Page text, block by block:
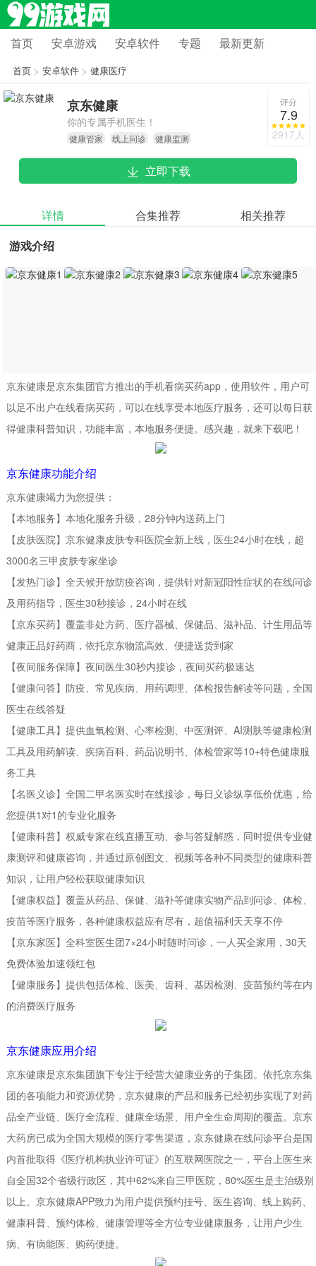
首页 安卓游戏 安卓软件 专题 最新更新
首页> 安卓软件> 健康医疗
京东健康
你的专属手机医生！
健康管家 线上问诊 健康监测
评分
7.9
2917人
立即下载
详情 合集推荐
相关推荐
游戏介绍
京东健康是京东集团官方推出的手机看病买药app，使用软件，用户可
以足不出户在线看病买药，可以在线享受本地医疗服务，还可以每日获
得健康科普知识，功能丰富，本地服务便捷。感兴趣，就来下载吧！
京东健康功能介绍
京东健康竭力为您提供：
【本地服务】本地化服务升级，28分钟内送药上门
【皮肤医院】京东健康皮肤专科医院全新上线，医生24小时在线，超
3000名三甲皮肤专家坐诊
【发热门诊】全天候开放防疫咨询，提供针对新冠阳性症状的在线问诊
及用药指导，医生30秒接诊，24小时在线
【京东买药】覆盖非处方药、医疗器械、保健品、滋补品、计生用品等
健康正品好药商，依托京东物流高效、便捷送货到家
【夜间服务保障】夜间医生30秒内接诊，夜间买药极速达
【健康问答】防疫、常见疾病、用药调理、体检报告解读等问题，全国
医生在线答疑
【健康工具】提供血氧检测、心率检测、中医测评、AI测肤等健康检测
工具及用药解读、疾病百科、药品说明书、体检管家等10+特色健康服
务工具
【名医义诊】全国二甲名医实时在线接诊，每日义诊纵享低价优惠，给
您提供1对1的专业化服务
【健康科普】权威专家在线直播互动、参与答疑解惑，同时提供专业健
康测评和健康咨询，并通过原创图文、视频等各种不同类型的健康科普
知识，让用户轻松获取健康知识
【健康权益】覆盖从药品、保健、滋补等健康实物产品到问诊、体检、
疫苗等医疗服务，各种健康权益应有尽有，超值福利天天享不停
【京东家医】全科室医生团7×24小时随时问诊，一人买全家用，30天
免费体验加速领红包
【健康服务】提供包括体检、医美、齿科、基因检测、疫苗预约等在内
的消费医疗服务
京东健康应用介绍
京东健康是京东集团旗下专注于经营大健康业务的子集团。依托京东集
团的各项能力和资源优势，京东健康的产品和服务已经初步实现了对药
品全产业链、医疗全流程、健康全场景、用户全生命周期的覆盖。京东
大药房已成为全国大规模的医疗零售渠道，京东健康在线问诊平台是国
内首批取得《医疗机构执业许可证》的互联网医院之一，平台上医生来
自全国32个省级行政区，其中62%来自三甲医院，80%医生是主治级别
以上。京东健康APP致力为用户提供预约挂号、医生咨询、线上购药、
健康科普、预约体检、健康管理等全方位专业健康服务，让用户少生
病、有病能医、购药便捷。